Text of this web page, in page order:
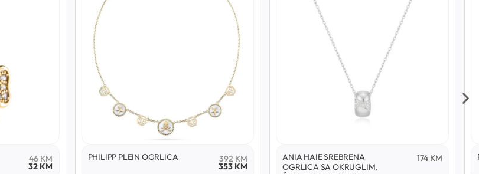
46KM
32 KM
PHILIPP PLEIN OGRLICA 392KM
353 KM
ANIA HAIE SREBRENA
OGRLICA SA OKRUGLIM,
174 KM